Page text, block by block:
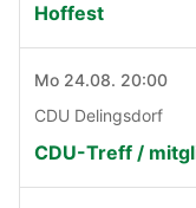
Hoffest
Mo 24.08. 20:00
CDU Delingsdorf
CDU-Treff /